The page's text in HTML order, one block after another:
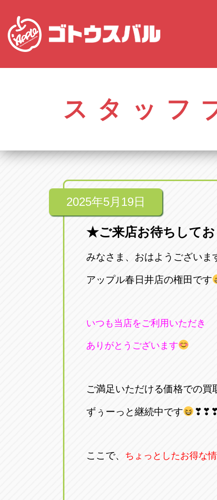
アップル
0561-84-
アップル
0586-28-
アップル
0568-85-
0568-25-
0569-35-
アップル
愛知県春日井市柏井町4-43-1
アップル春日井中央店
愛知県瀬戸市美濃池町29-1
アップル一宮22号店
愛知県一宮市朝日3-4-12
アップル春日井店
愛知県春日井市八田町2-1-16
愛知県北名古屋市中之郷八反
愛知県常滑市長間37-1
アップル小牧店
スタッフ
2025年5月19日
★ご来店お待ちして
みなさま、おはようございま
アップル春日井店の権田です
いつも当店をご利用いただき
ありがとうございます
ご満足いただける価格での買
ずぅーっと継続中です
ここで、 ちょっとしたお得な